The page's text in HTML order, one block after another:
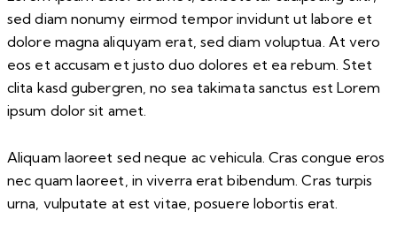
sed diam nonumy eirmod tempor invidunt ut labore et
dolore magna aliquyam erat, sed diam voluptua. At vero
eos et accusam et justo duo dolores et ea rebum. Stet
clita kasd gubergren, no sea takimata sanctus est Lorem
ipsum dolor sit amet.
Aliquam laoreet sed neque ac vehicula. Cras congue eros
nec quam laoreet, in viverra erat bibendum. Cras turpis
urna, vulputate at est vitae, posuere lobortis erat.